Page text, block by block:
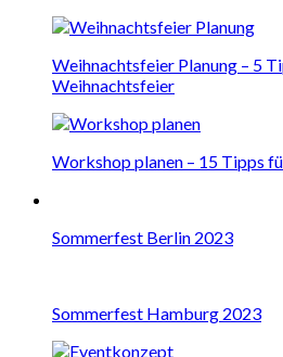
Weihnachtsfeier Planung – 5
Weihnachtsfeier
Workshop planen – 15 Tipps
Sommerfest Berlin 2023
Sommerfest Hamburg 2023